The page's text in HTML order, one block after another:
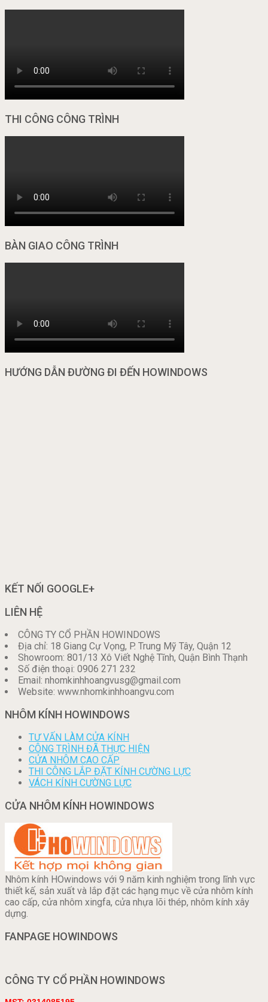
THI CÔNG CÔNG TRÌNH
BÀN GIAO CÔNG TRÌNH
HƯỚNG DẪN ĐƯỜNG ĐI ĐẾN HOWINDOWS
KẾT NỐI GOOGLE+
LIÊN HỆ
CÔNG TY CỔ PHẦN HOWINDOWS
Địa chỉ: 18 Giang Cự Vọng, P. Trung Mỹ Tây, Quận 12
Showroom: 801/13 Xô Viết Nghệ Tĩnh, Quận Bình Thạnh
Số điện thoại: 0906 271 232
Email: nhomkinhhoangvusg@gmail.com
Website: www.nhomkinhhoangvu.com
NHÔM KÍNH HOWINDOWS
TƯ VẤN LÀM CỬA KÍNH
CÔNG TRÌNH ĐÃ THỰC HIỆN
CỬA NHÔM CAO CẤP
THI CÔNG LẮP ĐẶT KÍNH CƯỜNG LỰC
VÁCH KÍNH CƯỜNG LỰC
CỬA NHÔM KÍNH HOWINDOWS
Nhôm kính HOwindows với 9 năm kinh nghiệm trong lĩnh vực
thiết kế, sản xuất và lắp đặt các hạng mục về cửa nhôm kính
cao cấp, cửa nhôm xingfa, cửa nhựa lõi thép, nhôm kính xây
dựng.
FANPAGE HOWINDOWS
CÔNG TY CỔ PHẦN HOWINDOWS